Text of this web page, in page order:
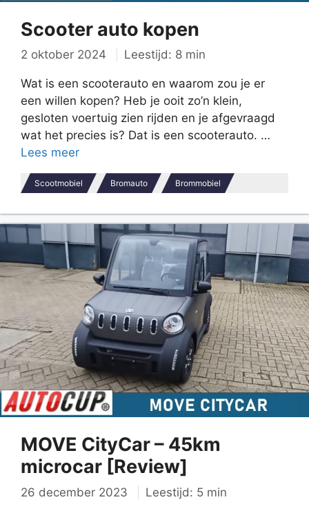
Scooter auto kopen
2 oktober 2024 Leestijd: 8 min
Wat is een scooterauto en waarom zou je er
een willen kopen? Heb je ooit zo’n klein,
gesloten voertuig zien rijden en je afgevraagd
wat het precies is? Dat is een scooterauto. …
Lees meer
Scootmobiel Bromauto Brommobiel
MOVE CityCar – 45km
microcar [Review]
26 december 2023 Leestijd: 5 min